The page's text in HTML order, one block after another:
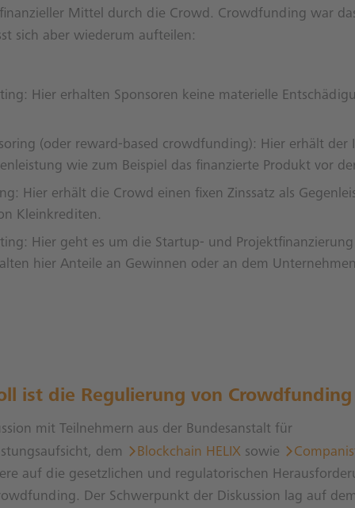
Mittel durch die Crowd. Crowdfunding war
sich aber wiederum aufteilen:
Hier erhalten Sponsoren keine materielle
(oder reward-based crowdfunding): Hier erhält der
wie zum Beispiel das finanzierte Produkt vor
Hier erhält die Crowd einen fixen Zinssatz als
Kleinkrediten.
Hier geht es um die Startup- und
hier Anteile an Gewinnen oder an dem
ist die Regulierung von Crowdfunding
mit Teilnehmern aus der Bundesanstalt für
dem
Blockchain HELIX sowie
auf die gesetzlichen und regulatorischen
Der Schwerpunkt der Diskussion lag auf